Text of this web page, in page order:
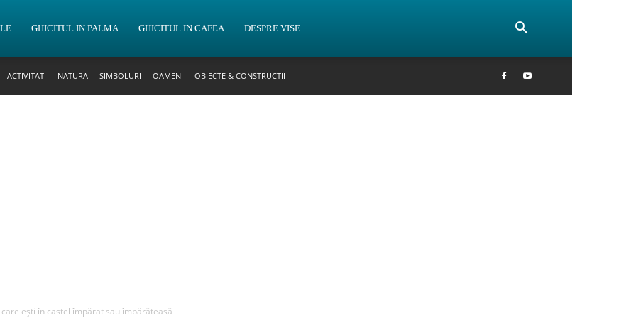
GHICITUL IN PALMA GHICITUL IN CAFEA DESPRE VISE
ACTIVITATI NATURA SIMBOLURI OAMENI OBIECTE & CONSTRUCTII
ești în castel împărat sau împărăteasă